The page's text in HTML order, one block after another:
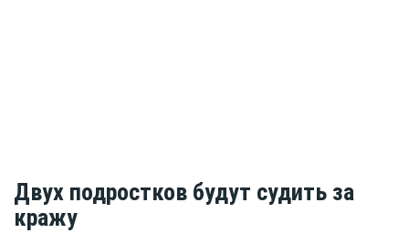
Двух подростков будут судить за
кражу